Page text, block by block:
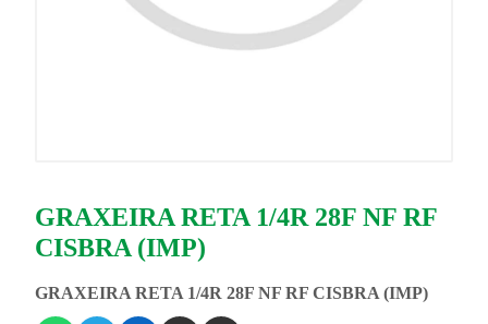
GRAXEIRA RETA 1/4R 28F NF RF
CISBRA (IMP)
GRAXEIRA RETA 1/4R 28F NF RF CISBRA (IMP)